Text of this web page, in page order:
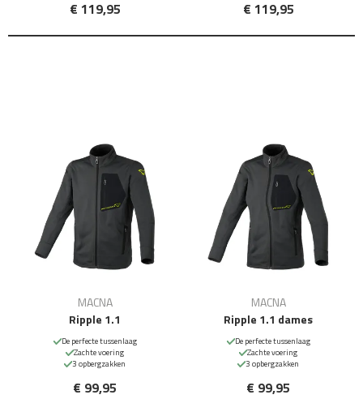
€ 119,95 € 119,95
MACNA
Ripple 1.1
De perfecte tussenlaag
Zachte voering
3 opbergzakken
€ 99,95
MACNA
Ripple 1.1 dames
De perfecte tussenlaag
Zachte voering
3 opbergzakken
€ 99,95